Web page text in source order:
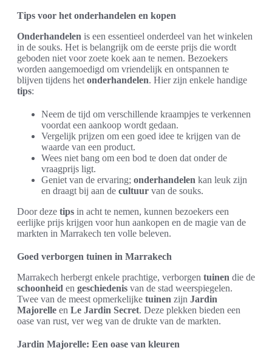
Tips voor het onderhandelen en kopen
Onderhandelen is een essentieel onderdeel van het winkelen
in de souks. Het is belangrijk om de eerste prijs die wordt
geboden niet voor zoete koek aan te nemen. Bezoekers
worden aangemoedigd om vriendelijk en ontspannen te
blijven tijdens het onderhandelen. Hier zijn enkele handige
tips:
Neem de tijd om verschillende kraampjes te verkennen
voordat een aankoop wordt gedaan.
Vergelijk prijzen om een goed idee te krijgen van de
waarde van een product.
Wees niet bang om een bod te doen dat onder de
vraagprijs ligt.
Geniet van de ervaring; onderhandelen kan leuk zijn
en draagt bij aan de cultuur van de souks.
Door deze tips in acht te nemen, kunnen bezoekers een
eerlijke prijs krijgen voor hun aankopen en de magie van de
markten in Marrakech ten volle beleven.
Goed verborgen tuinen in Marrakech
Marrakech herbergt enkele prachtige, verborgen tuinen die de
schoonheid en geschiedenis van de stad weerspiegelen.
Twee van de meest opmerkelijke tuinen zijn Jardin
Majorelle en Le Jardin Secret. Deze plekken bieden een
oase van rust, ver weg van de drukte van de markten.
Jardin Majorelle: Een oase van kleuren